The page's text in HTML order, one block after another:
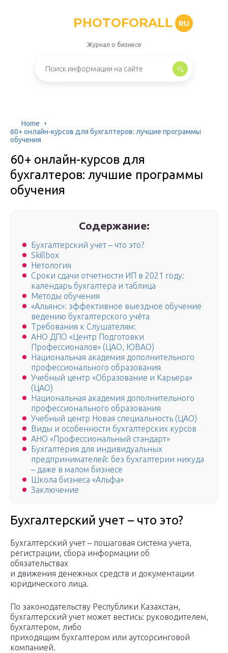
PHOTOFORALL RU
Журнал о бизнесе
Home
60+ онлайн-курсов для бухгалтеров: лучшие программы
обучения
60+ онлайн-курсов для
бухгалтеров: лучшие программы
обучения
Содержание:
Бухгалтерский учет – что это?
Skillbox
Нетология
Сроки сдачи отчетности ИП в 2021 году:
календарь бухгалтера и таблица
Методы обучения
«Альянс»: эффективное выездное обучение
ведению бухгалтерского учёта
Требования к Слушателям:
АНО ДПО «Центр Подготовки
Профессионалов» (ЦАО, ЮВАО)
Национальная академия дополнительного
профессионального образования
Учебный центр «Образование и Карьера»
(ЦАО)
Национальная академия дополнительного
профессионального образования
Учебный центр Новая специальность (ЦАО)
Виды и особенности бухгалтерских курсов
АНО «Профессиональный стандарт»
Бухгалтерия для индивидуальных
предпринимателей: без бухгалтерии никуда
– даже в малом бизнесе
Школа бизнеса «Альфа»
Заключение
Бухгалтерский учет – что это?
Бухгалтерский учет – пошаговая система учета,
регистрации, сбора информации об
обязательствах
и движения денежных средств и документации
юридического лица.
По законодательству Республики Казахстан,
бухгалтерский учет может вестись: руководителем,
бухгалтером, либо
приходящим бухгалтером или аутсорсинговой
компанией.